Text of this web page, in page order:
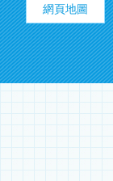
網頁地圖